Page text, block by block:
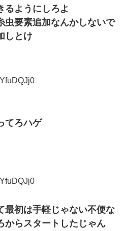
るようにしろよ
虫要素追加なんかしないで
しとけ
てろハゲ
最初は手軽じゃない不便な
からスタートしたじゃん